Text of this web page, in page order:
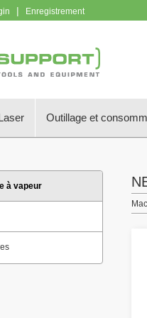
| Enregistrement
Outillage et
à vapeur